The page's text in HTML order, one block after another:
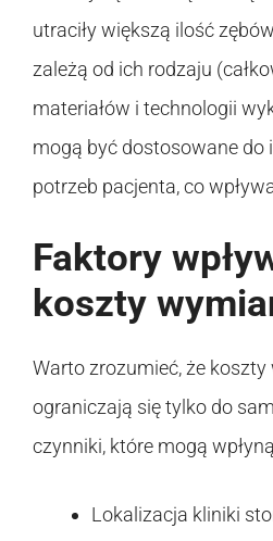
utraciły większą ilość
zależą od ich rodzaju
materiałów i technologii
mogą być dostosowane do
potrzeb pacjenta, co
Faktory
koszty
Warto zrozumieć, że
ograniczają się tylko do
czynniki, które mogą
Lokalizacja kliniki